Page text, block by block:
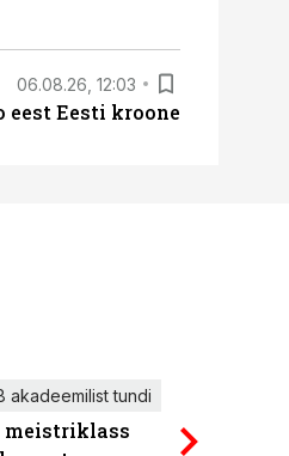
06.08.26, 12:03
eest Eesti kroone
akadeemilist tundi